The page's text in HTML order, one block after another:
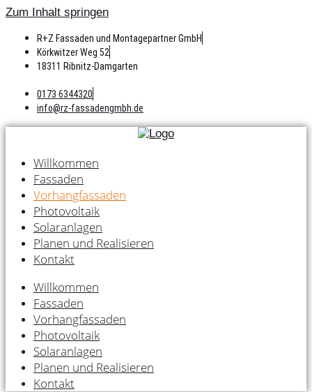
Zum Inhalt springen
R+Z Fassaden und Montagepartner GmbH
Körkwitzer Weg 52
18311 Ribnitz-Damgarten
0173 6344320
info@rz-fassadengmbh.de
Willkommen
Fassaden
Vorhangfassaden
Photovoltaik
Solaranlagen
Planen und Realisieren
Kontakt
Willkommen
Fassaden
Vorhangfassaden
Photovoltaik
Solaranlagen
Planen und Realisieren
Kontakt